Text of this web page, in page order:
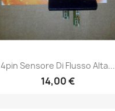
Anteprima
4pin Sensore Di Flusso Alta...
14,00 €